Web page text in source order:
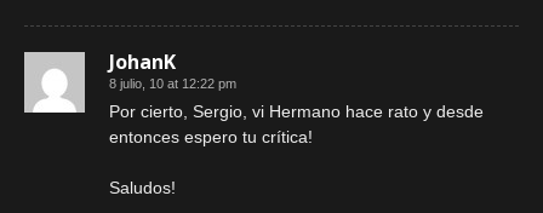
JohanK
8 julio, 10 at 12:22 pm
Por cierto, Sergio, vi Hermano hace rato y desde
entonces espero tu crítica!
Saludos!